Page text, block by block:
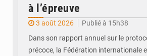
à l’épreuve
3 août 2026
Publié à 15h38
Dans son rapport annuel sur le
précoce, la Fédération internationale